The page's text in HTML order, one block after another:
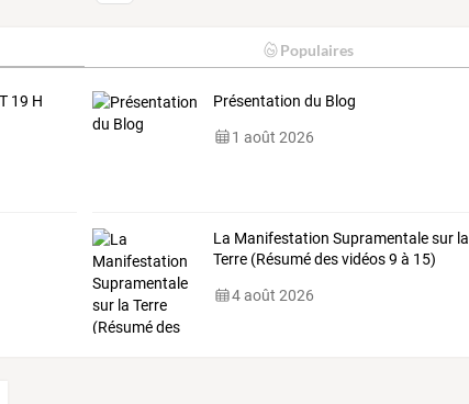
Populaires
19 H
Présentation du Blog
1 août 2026
La Manifestation Supramentale sur la
Terre (Résumé des vidéos 9 à 15)
4 août 2026